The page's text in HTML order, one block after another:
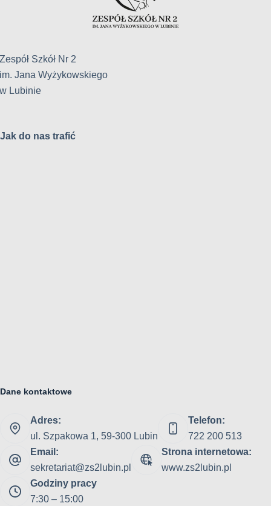
Zespół Szkół Nr 2
im. Jana Wyżykowskiego
w Lubinie
Jak do nas trafić
Dane kontaktowe
Adres:
ul. Szpakowa 1, 59-300 Lubin
Telefon:
722 200 513
Email:
sekretariat@zs2lubin.pl
Strona internetowa:
www.zs2lubin.pl
Godziny pracy
7:30 – 15:00